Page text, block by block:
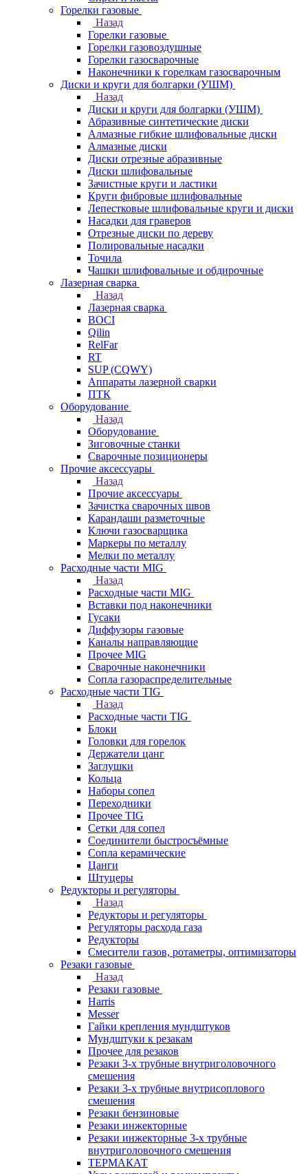
Горелки газовые
Назад
Горелки газовые
Горелки газовоздушные
Горелки газосварочные
Наконечники к горелкам газосварочным
Диски и круги для болгарки (УШМ)
Назад
Диски и круги для болгарки (УШМ)
Абразивные синтетические диски
Алмазные гибкие шлифовальные диски
Алмазные диски
Диски отрезные абразивные
Диски шлифовальные
Зачистные круги и ластики
Круги фибровые шлифовальные
Лепестковые шлифовальные круги и диски
Насадки для граверов
Отрезные диски по дереву
Полировальные насадки
Точила
Чашки шлифовальные и обдирочные
Лазерная сварка
Назад
Лазерная сварка
BOCI
Qilin
RelFar
RT
SUP (CQWY)
Аппараты лазерной сварки
ПТК
Оборудование
Назад
Оборудование
Зиговочные станки
Сварочные позиционеры
Прочие аксессуары
Назад
Прочие аксессуары
Зачистка сварочных швов
Карандаши разметочные
Ключи газосварщика
Маркеры по металлу
Мелки по металлу
Расходные части MIG
Назад
Расходные части MIG
Вставки под наконечники
Гусаки
Диффузоры газовые
Каналы направляющие
Прочее MIG
Сварочные наконечники
Сопла газораспределительные
Расходные части TIG
Назад
Расходные части TIG
Блоки
Головки для горелок
Держатели цанг
Заглушки
Кольца
Наборы сопел
Переходники
Прочее TIG
Сетки для сопел
Соединители быстросъёмные
Сопла керамические
Цанги
Штуцеры
Редукторы и регуляторы
Назад
Редукторы и регуляторы
Регуляторы расхода газа
Редукторы
Смесители газов, ротаметры, оптимизаторы
Резаки газовые
Назад
Резаки газовые
Harris
Messer
Гайки крепления мундштуков
Мундштуки к резакам
Прочее для резаков
Резаки 3-х трубные внутриголовочного
смешения
Резаки 3-х трубные внутрисоплового
смешения
Резаки бензиновые
Резаки инжекторные
Резаки инжекторные 3-х трубные
внутриголовочного смешения
ТЕРМАКАТ